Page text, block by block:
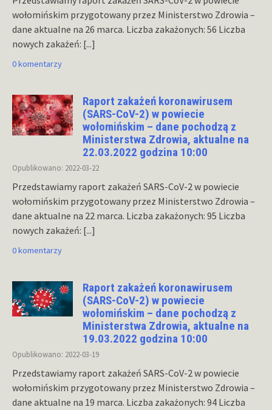
wołomińskim przygotowany przez Ministerstwo Zdrowia –
dane aktualne na 26 marca. Liczba zakażonych: 56 Liczba
nowych zakażeń: [...]
0 komentarzy
Raport zakażeń koronawirusem
(SARS-CoV-2) w powiecie
wołomińskim – dane pochodzą z
Ministerstwa Zdrowia, aktualne na
22.03.2022 godzina 10:00
Opublikowano: 2022-03-22
Przedstawiamy raport zakażeń SARS-CoV-2 w powiecie
wołomińskim przygotowany przez Ministerstwo Zdrowia –
dane aktualne na 22 marca. Liczba zakażonych: 95 Liczba
nowych zakażeń: [...]
0 komentarzy
Raport zakażeń koronawirusem
(SARS-CoV-2) w powiecie
wołomińskim – dane pochodzą z
Ministerstwa Zdrowia, aktualne na
19.03.2022 godzina 10:00
Opublikowano: 2022-03-19
Przedstawiamy raport zakażeń SARS-CoV-2 w powiecie
wołomińskim przygotowany przez Ministerstwo Zdrowia –
dane aktualne na 19 marca. Liczba zakażonych: 94 Liczba